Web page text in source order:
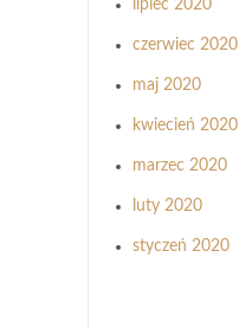
lipiec 2020
czerwiec 2020
maj 2020
kwiecień 2020
marzec 2020
luty 2020
styczeń 2020